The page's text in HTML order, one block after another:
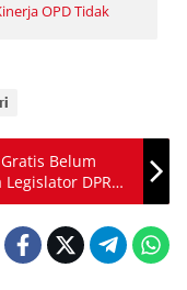
OPD Tidak
Belum
DPRD